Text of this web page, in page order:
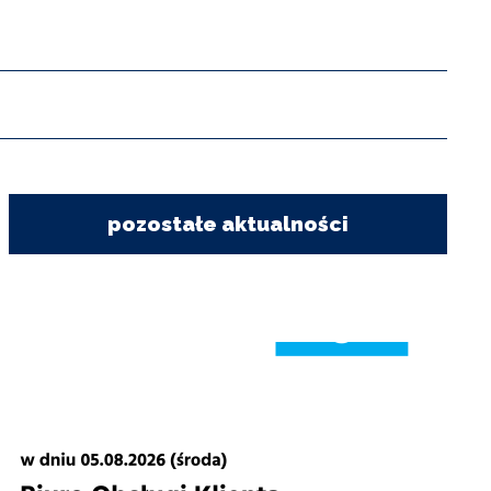
pozostałe aktualności